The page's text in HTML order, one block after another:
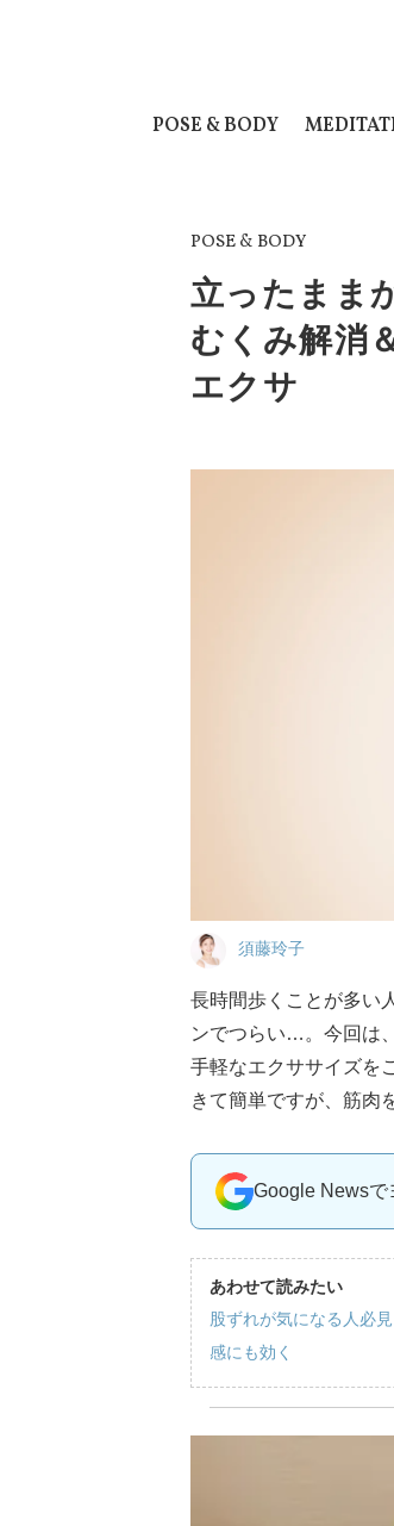
POSE & BODY
POSE & BODY
立ったまま
むくみ解消
エクサ
須藤玲子
長時間歩くことが多い
ンでつらい…。今回は
手軽なエクササイズを
きて簡単ですが、筋肉
Google Newsで
あわせて読みたい
股ずれが気になる人必
感にも効く